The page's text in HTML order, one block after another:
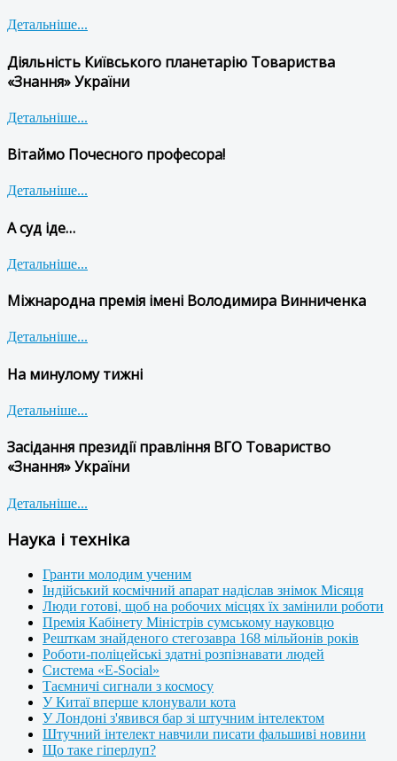
Детальніше...
Діяльність Київського планетарію Товариства
«Знання» України
Детальніше...
Вітаймо Почесного професора!
Детальніше...
А суд іде…
Детальніше...
Міжнародна премія імені Володимира Винниченка
Детальніше...
На минулому тижні
Детальніше...
Засідання президії правління ВГО Товариство
«Знання» України
Детальніше...
Наука і техніка
Гранти молодим ученим
Індійський космічний апарат надіслав знімок Місяця
Люди готові, щоб на робочих місцях їх замінили роботи
Премія Кабінету Міністрів сумському науковцю
Решткам знайденого стегозавра 168 мільйонів років
Роботи-поліцейські здатні розпізнавати людей
Система «E-Social»
Таємничі сигнали з космосу
У Китаї вперше клонували кота
У Лондоні з'явився бар зі штучним інтелектом
Штучний інтелект навчили писати фальшиві новини
Що таке гіперлуп?